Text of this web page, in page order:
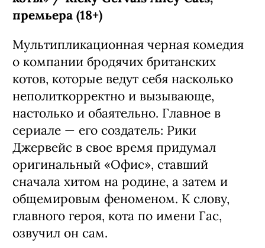
премьера (18+)
Мультипликационная черная комедия
о компании бродячих британских
котов, которые ведут себя насколько
неполиткорректно и вызывающе,
настолько и обаятельно. Главное в
сериале — его создатель: Рики
Джервейс в свое время придумал
оригинальный «Офис», ставший
сначала хитом на родине, а затем и
общемировым феноменом. К слову,
главного героя, кота по имени Гас,
озвучил он сам.